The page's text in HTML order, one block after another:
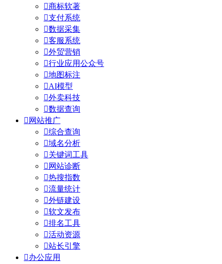
商标软著
支付系统
数据采集
客服系统
外贸营销
行业应用公众号
地图标注
AI模型
外卖科技
数据查询
 网站推广
综合查询
域名分析
关键词工具
 网站诊断
热搜指数
流量统计
外链建设
软文发布
排名工具
活动资源
站长引擎
办公应用